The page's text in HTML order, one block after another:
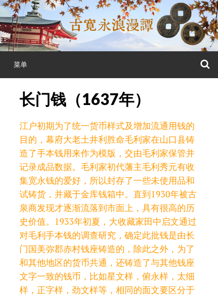
跳
至
正
文
菜单
长门钱（1637年）
江户初期为了统一货币样式及增加流通用钱的
目的，幕府大老土井利胜命毛利家在山口县铸
造了手本钱用来作为模版，交由毛利家保管并
记录成品数据。毛利家初代藩主毛利秀元有收
集宽永钱的爱好，所以封存了一些未使用品和
试铸货，并藏于金库钱箱中。直到1930年被古
泉商发现才逐渐流落到市面上，具有很高的历
史价值。1933年初夏，大收藏家田中启文通过
对毛利手本钱的调查研究，确定此批钱是由长
门国美弥郡赤村钱座铸造的，除此之外，为了
和其他地区的货币共通，还铸造了与其他钱座
文字一致的钱币，比如星文样，俯永样，太细
样，正字样，劲文样等，相同的面文要区分于